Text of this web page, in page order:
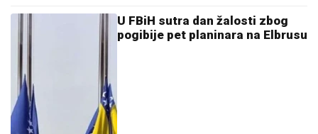
U FBiH sutra dan žalosti zbog
pogibije pet planinara na Elbrusu